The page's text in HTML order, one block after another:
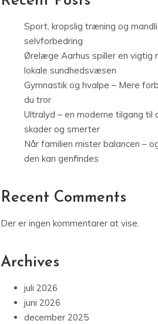
Sport, kropslig træning og
selvforbedring
Ørelæge Aarhus spiller en vigtig
lokale sundhedsvæsen
Gymnastik og hvalpe – Mere
du tror
Ultralyd – en moderne tilgang til
skader og smerter
Når familien mister balancen –
den kan genfindes
Recent Comments
Der er ingen kommentarer at vise.
Archives
juli 2026
juni 2026
december 2025